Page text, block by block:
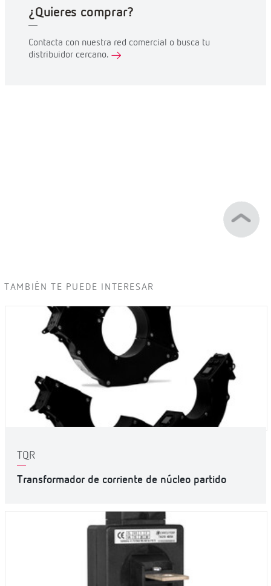
¿Quieres comprar?
Contacta con nuestra red comercial o busca tu
distribuidor cercano.
TAMBIÉN TE PUEDE INTERESAR
TQR
Transformador de corriente de núcleo partido